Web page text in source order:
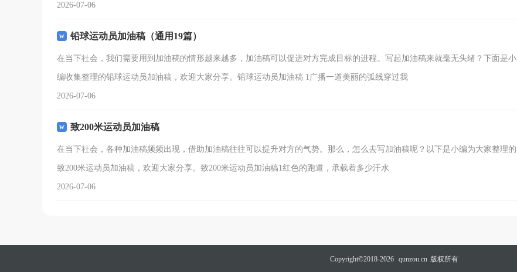
2026-07-06
铅球运动员加油稿（通用19篇）
在当下社会，我们需要用到加油稿的情形越来越多，加油稿可以促进对方完成目标的进程。写起加油稿来就毫无头绪？下面是小
编收集整理的铅球运动员加油稿，欢迎大家分享。铅球运动员加油稿 1广播一道美丽的弧线穿过我
2026-07-06
致200米运动员加油稿
在当下社会，各种加油稿频频出现，借助加油稿往往可以提升对方的气势。那么，怎么去写加油稿呢？以下是小编为大家整理的
致200米运动员加油稿，欢迎大家分享。致200米运动员加油稿1红色的跑道，承载着多少汗水
2026-07-06
Copyright©2018-2026 qunzou.cn 版权所有